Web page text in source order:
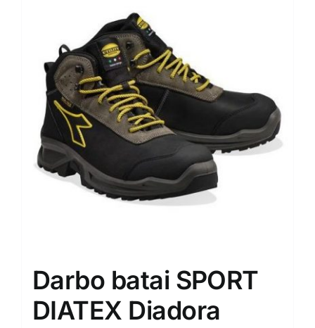
variants.
The
options
may
be
chosen
on
the
page
Darbo batai SPORT
DIATEX Diadora